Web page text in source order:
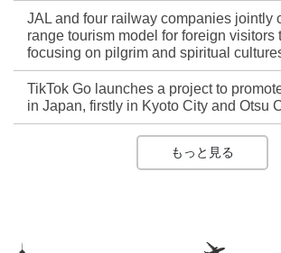
JAL and four railway companies jointly
range tourism model for foreign visitors
focusing on pilgrim and spiritual
TikTok Go launches a project to
in Japan, firstly in Kyoto City and Otsu
もっと見る